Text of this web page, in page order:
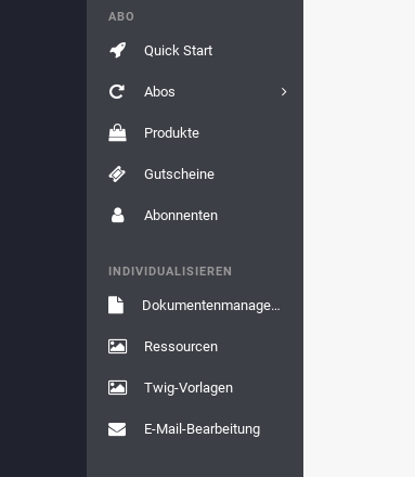
ABO
Quick Start
Abos
Produkte
Gutscheine
Abonnenten
INDIVIDUALISIEREN
Dokumentenmanagement
Ressourcen
Twig-Vorlagen
E-Mail-Bearbeitung